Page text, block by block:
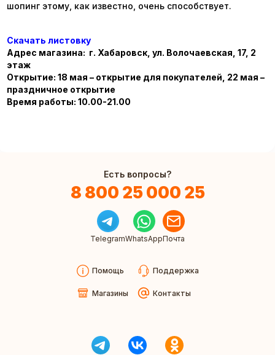
шопинг этому, как известно, очень способствует.
Скачать листовку
Адрес магазина: г. Хабаровск, ул. Волочаевская, 17, 2
этаж
Открытие: 18 мая – открытие для покупателей, 22 мая –
праздничное открытие
Время работы: 10.00-21.00
Есть вопросы?
8 800 25 000 25
TelegramWhatsAppПочта
Помощь Поддержка
Магазины Контакты